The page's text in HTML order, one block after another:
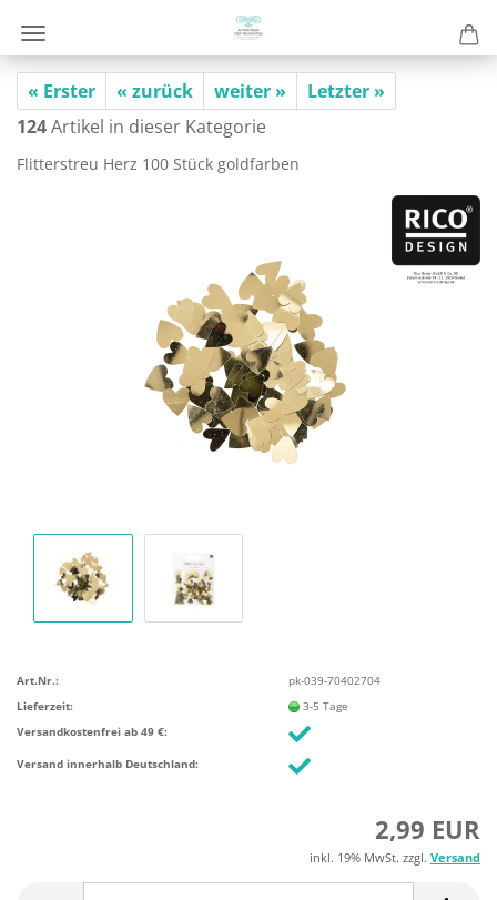
« Erster « zurück weiter »
Letzter »
124Artikel in dieser Kategorie
Flit­ter­streu Herz 100 Stück gold­far­ben
Art.Nr.:
pk-039-70402704
Lieferzeit:
3-5 Tage
Versandkostenfrei ab 49 €:
Versand innerhalb Deutschland:
2,99 EUR
inkl. 19% MwSt. zzgl. Versand